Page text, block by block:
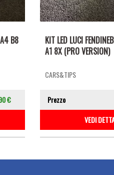
B8
€
KIT LED LUCI
A1 8X (PRO VERSION)
CARS&TIPS
Prezzo
VEDI